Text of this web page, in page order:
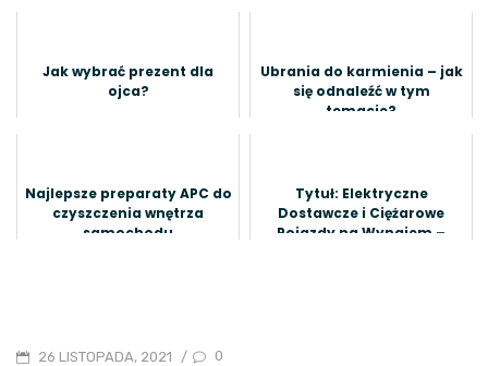
Jak wybrać prezent dla
ojca?
Ubrania do karmienia – jak
się odnaleźć w tym
temacie?
Najlepsze preparaty APC do
czyszczenia wnętrza
samochodu
Tytuł: Elektryczne
Dostawcze i Ciężarowe
Pojazdy na Wynajem –
POSTED
26 LISTOPADA, 2021 / 0